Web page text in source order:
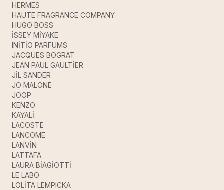
HERMES
HAUTE FRAGRANCE COMPANY
HUGO BOSS
İSSEY MİYAKE
INİTİO PARFUMS
JACQUES BOGRAT
JEAN PAUL GAULTİER
JİL SANDER
JO MALONE
JOOP
KENZO
KAYALİ
LACOSTE
LANCOME
LANVİN
LATTAFA
LAURA BİAGİOTTİ
LE LABO
LOLİTA LEMPICKA